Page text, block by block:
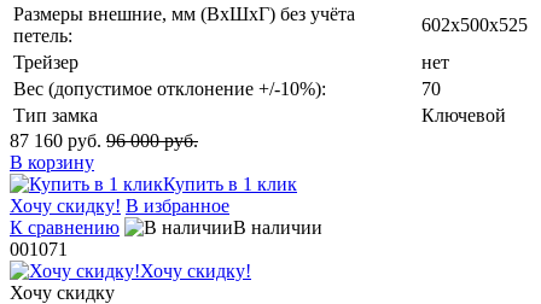
Размеры внешние, мм (ВхШхГ) без учёта
петель:
602x500x525
Трейзер
нет
Вес (допустимое отклонение +/-10%):
70
Тип замка
Ключевой
87 160 руб. 96 000 руб.
В корзину
Купить в 1 клик
Хочу скидку! В избранное
К сравнению
В наличии
001071
Хочу скидку!
Хочу скидку